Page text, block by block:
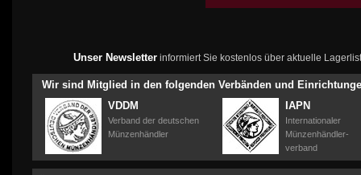
Unser Newsletterinformiert Sie kostenlos über aktuelle
Wir sind Mitglied in den folgenden Verbänden und
VDDM
Verband der deutschen
Münzenhändler
IAPN
Internationaler
Münzenhändler-
verband